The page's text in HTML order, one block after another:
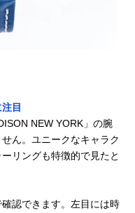
目
NEW YORK」の腕
ん。ユニークなキャラク
リングも特徴的で見たと
認できます。左目には時